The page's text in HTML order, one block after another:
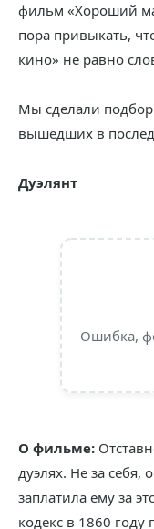
фильм «Хороший
пора привыкать,
кино» не равно
Мы сделали
вышедших в
Дуэлянт
Ошибка,
О фильме:
дуэлях. Не за себя,
заплатила ему за
кодекс в 1860 году